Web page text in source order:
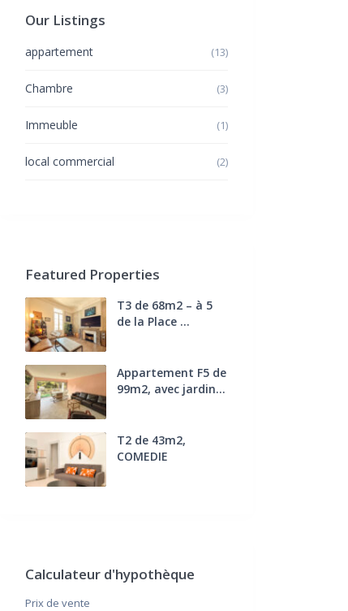
Our Listings
appartement (13)
Chambre (3)
Immeuble (1)
local commercial (2)
Featured Properties
T3 de 68m2 – à 5
de la Place ...
Appartement F5 de
99m2, avec jardin...
T2 de 43m2,
COMEDIE
Calculateur d'hypothèque
Prix ​​de vente